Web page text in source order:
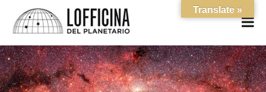
Translate »